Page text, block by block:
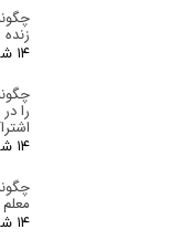
۱۴ شهریور ۰۰
را
۱۴ شهریور ۰۰
۱۴ شهریور ۰۰